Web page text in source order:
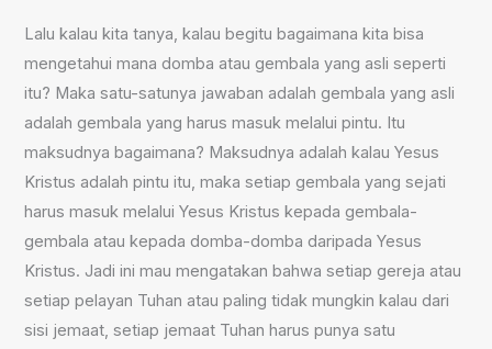
Lalu kalau kita tanya, kalau begitu bagaimana kita bisa
mengetahui mana domba atau gembala yang asli seperti
itu? Maka satu-satunya jawaban adalah gembala yang asli
adalah gembala yang harus masuk melalui pintu. Itu
maksudnya bagaimana? Maksudnya adalah kalau Yesus
Kristus adalah pintu itu, maka setiap gembala yang sejati
harus masuk melalui Yesus Kristus kepada gembala-
gembala atau kepada domba-domba daripada Yesus
Kristus. Jadi ini mau mengatakan bahwa setiap gereja atau
setiap pelayan Tuhan atau paling tidak mungkin kalau dari
sisi jemaat, setiap jemaat Tuhan harus punya satu